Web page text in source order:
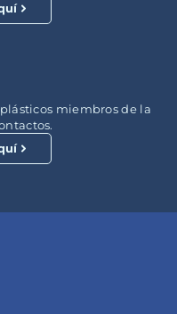
miembros de la